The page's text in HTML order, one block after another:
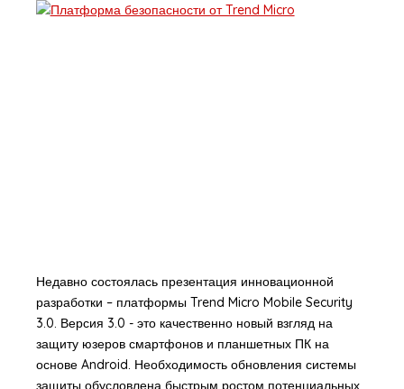
Недавно состоялась презентация инновационной
разработки – платформы Trend Micro Mobile Security
3.0. Версия 3.0 - это качественно новый взгляд на
защиту юзеров смартфонов и планшетных ПК на
основе Android. Необходимость обновления системы